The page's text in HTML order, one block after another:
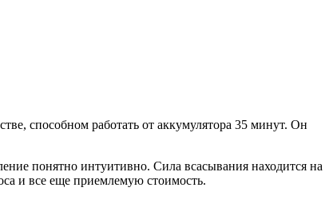
способном работать от аккумулятора 35 минут. Он
понятно интуитивно. Сила всасывания находится на
и все еще приемлемую стоимость.